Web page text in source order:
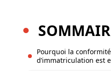
Pourquoi la
d’immatriculation est